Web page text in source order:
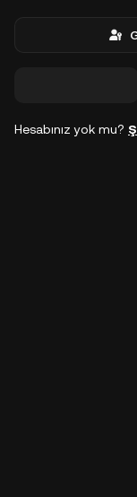
Hesabınız yok mu?